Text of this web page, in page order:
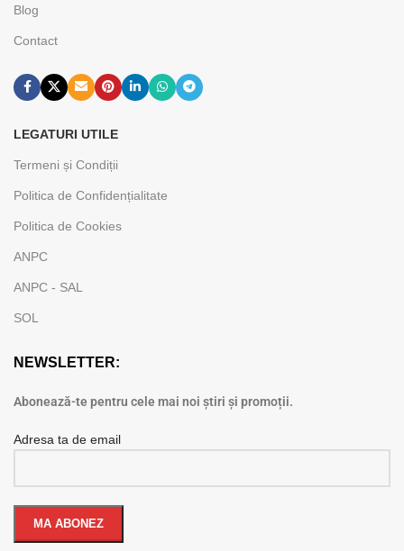
Blog
Contact
LEGATURI UTILE
Termeni și Condiții
Politica de Confidențialitate
Politica de Cookies
ANPC
ANPC - SAL
SOL
NEWSLETTER:
Abonează-te pentru cele mai noi știri și promoții.
Adresa ta de email